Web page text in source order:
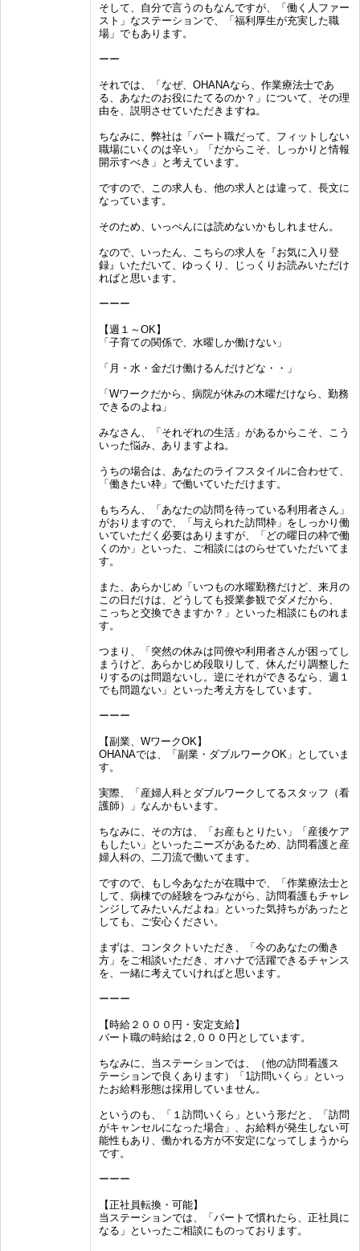
そして、自分で言うのもなんですが、「働く人ファー
スト」なステーションで、「福利厚生が充実した職
場」でもあります。
ーー
それでは、「なぜ、OHANAなら、作業療法士であ
る、あなたのお役にたてるのか？」について、その理
由を、説明させていただきますね。
ちなみに、弊社は「パート職だって、フィットしない
職場にいくのは辛い」「だからこそ、しっかりと情報
開示すべき」と考えています。
ですので、この求人も、他の求人とは違って、長文に
なっています。
そのため、いっぺんには読めないかもしれません。
なので、いったん、こちらの求人を『お気に入り登
録』いただいて、ゆっくり、じっくりお読みいただけ
ればと思います。
ーーー
【週１～OK】
「子育ての関係で、水曜しか働けない」
「月・水・金だけ働けるんだけどな・・」
「Wワークだから、病院が休みの木曜だけなら、勤務
できるのよね」
みなさん、「それぞれの生活」があるからこそ、こう
いった悩み、ありますよね。
うちの場合は、あなたのライフスタイルに合わせて、
「働きたい枠」で働いていただけます。
もちろん、「あなたの訪問を待っている利用者さん」
がおりますので、「与えられた訪問枠」をしっかり働
いていただく必要はありますが、「どの曜日の枠で働
くのか」といった、ご相談にはのらせていただいてま
す。
また、あらかじめ「いつもの水曜勤務だけど、来月の
この日だけは、どうしても授業参観でダメだから、
こっちと交換できますか？」といった相談にものれま
す。
つまり、「突然の休みは同僚や利用者さんが困ってし
まうけど、あらかじめ段取りして、休んだり調整した
りするのは問題ないし。逆にそれができるなら、週１
でも問題ない」といった考え方をしています。
ーーー
【副業、WワークOK】
OHANAでは、「副業・ダブルワークOK」としていま
す。
実際、「産婦人科とダブルワークしてるスタッフ（看
護師）」なんかもいます。
ちなみに、その方は、「お産もとりたい」「産後ケア
もしたい」といったニーズがあるため、訪問看護と産
婦人科の、二刀流で働いてます。
ですので、もし今あなたが在職中で、「作業療法士と
して、病棟での経験をつみながら、訪問看護もチャレ
ンジしてみたいんだよね」といった気持ちがあったと
しても、ご安心ください。
まずは、コンタクトいただき、「今のあなたの働き
方」をご相談いただき、オハナで活躍できるチャンス
を、一緒に考えていければと思います。
ーーー
【時給２０００円・安定支給】
パート職の時給は２,０００円としています。
ちなみに、当ステーションでは、（他の訪問看護ス
テーションで良くあります）「1訪問いくら」といっ
たお給料形態は採用していません。
というのも、「１訪問いくら」という形だと、「訪問
がキャンセルになった場合」、お給料が発生しない可
能性もあり、働かれる方が不安定になってしまうから
です。
ーーー
【正社員転換・可能】
当ステーションでは、「パートで慣れたら、正社員に
なる」といったご相談にものっております。